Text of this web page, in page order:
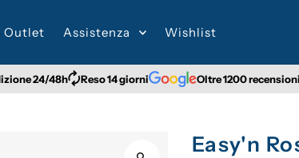
Outlet Assistenza Wishlist
48h Reso 14 giorni Oltre 1200 recensioni
Easy'n